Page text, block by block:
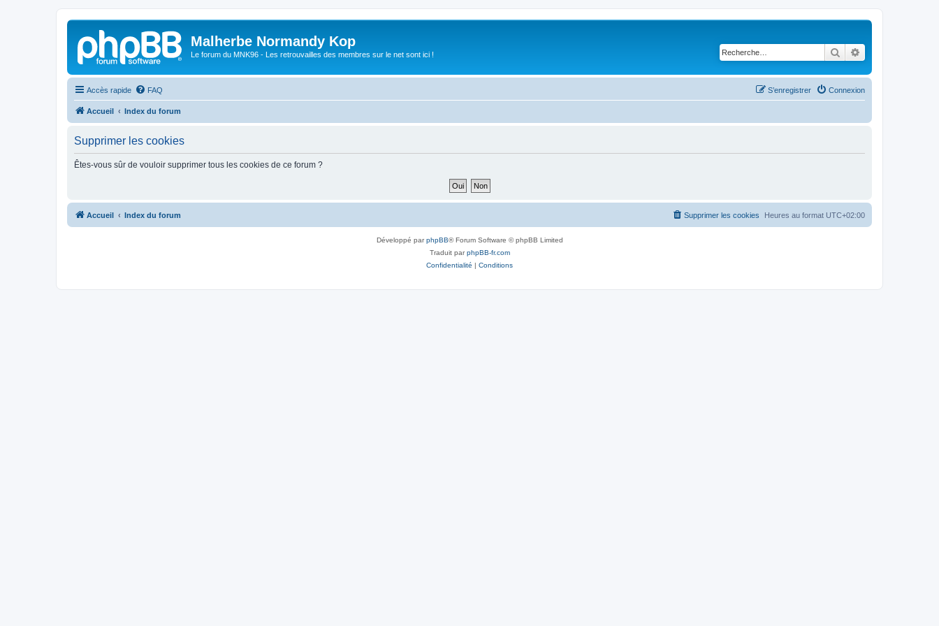
Malherbe Normandy Kop
Le forum du MNK96 - Les retrouvailles des membres sur le net sont ici ! Rechercher
Accès rapide FAQ Connexion
S’enregistrer
Accueil Index du forum
Supprimer les cookies
Êtes-vous sûr de vouloir supprimer tous les cookies de ce forum ?
Accueil Index du forum Heures au format UTC+02:00
Supprimer les cookies
Développé parphpBB® Forum Software © phpBB Limited
Traduit parphpBB-fr.com
Confidentialité | Conditions